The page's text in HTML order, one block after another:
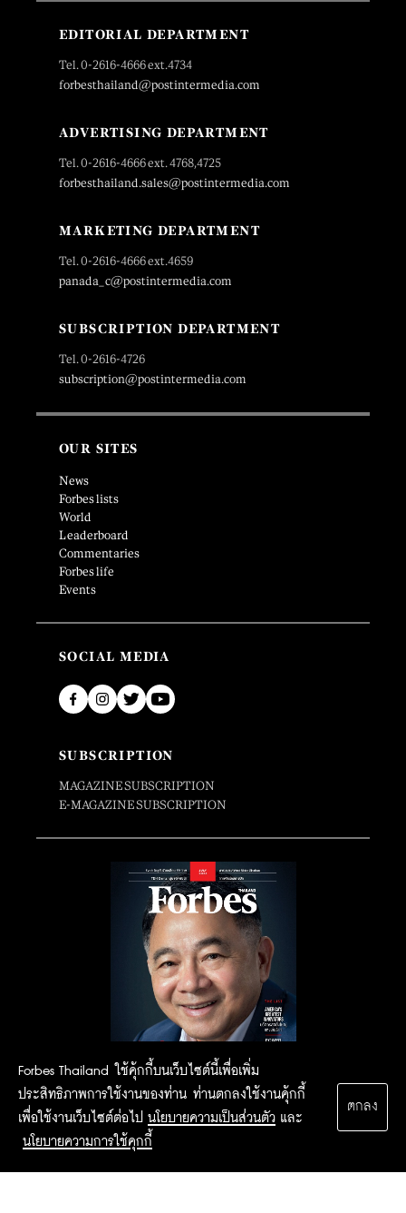
Forbes Thailand ใช้คุ้กกี้บนเว็บไซต์นี้เพื่อเพิ่ม
ประสิทธิภาพการใช้งานของท่าน ท่านตกลงใช้งานคุ้กกี้
เพื่อใช้งานเว็บไซต์ต่อไป นโยบายความเป็นส่วนตัว และ
นโยบายความการใช้คุกกี้
ตกลง
EDITORIAL DEPARTMENT
Tel. 0-2616-4666 ext.4734
forbesthailand@postintermedia.com
ADVERTISING DEPARTMENT
Tel. 0-2616-4666 ext. 4768,4725
forbesthailand.sales@postintermedia.com
MARKETING DEPARTMENT
Tel. 0-2616-4666 ext.4659
panada_c@postintermedia.com
SUBSCRIPTION DEPARTMENT
Tel. 0-2616-4726
subscription@postintermedia.com
OUR SITES
News
Forbes lists
World
Leaderboard
Commentaries
Forbes life
Events
SOCIAL MEDIA
SUBSCRIPTION
MAGAZINE SUBSCRIPTION
E-MAGAZINE SUBSCRIPTION
2015 Forbesthailand.com ALL RIGHTS RESERVED